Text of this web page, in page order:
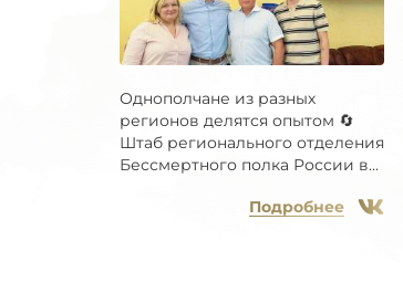
Однополчане из разных
регионов делятся опытом 🔄
Штаб регионального отделения
Бессмертного полка России в...
Подробнее